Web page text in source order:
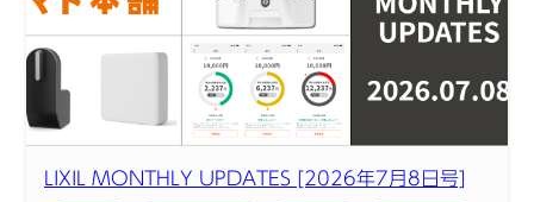
LIXIL MONTHLY UPDATES [2026年7月8日号]